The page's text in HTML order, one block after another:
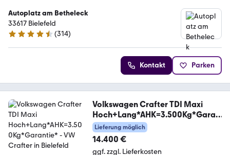
Autoplatz am Betheleck
33617 Bielefeld
4.7 Sterne
(314)
Kontakt Parken
Volkswagen Crafter TDI Maxi
Hoch+Lang*AHK=3.500Kg*Garan
tie*
Lieferung möglich
14.400 €
ggf. zzgl. Lieferkosten